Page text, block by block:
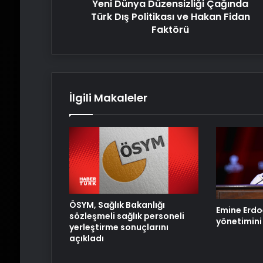
Faktörü
Yeni Dünya Düzensizliği Çağında
Türk Dış Politikası ve Hakan Fidan
Faktörü
İlgili Makaleler
ÖSYM, Sağlık Bakanlığı
sözleşmeli sağlık personeli
yerleştirme sonuçlarını
açıkladı
Emine